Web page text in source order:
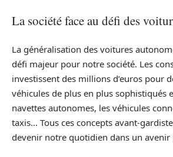
La société face au défi des
La généralisation des voitures
défi majeur pour notre société. Les
investissent des millions d’euros pour
véhicules de plus en plus sophistiqués
navettes autonomes, les véhicules
taxis… Tous ces concepts avant-
devenir notre quotidien dans un avenir